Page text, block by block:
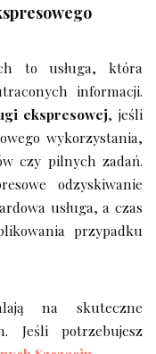
to usługa, która
informacji.
ekspresowej, jeśli
wykorzystania,
czy pilnych zadań.
odzyskiwanie
usługa, a czas
przypadku
na skuteczne
Jeśli potrzebujesz